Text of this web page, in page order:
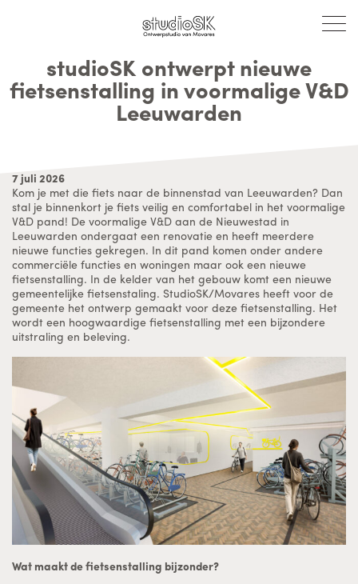
studioSK ontwerpt nieuwe
fietsenstalling in voormalige V&D
Leeuwarden
7 juli 2026
Kom je met die fiets naar de binnenstad van Leeuwarden? Dan
stal je binnenkort je fiets veilig en comfortabel in het voormalige
V&D pand! De voormalige V&D aan de Nieuwestad in
Leeuwarden ondergaat een renovatie en heeft meerdere
nieuwe functies gekregen. In dit pand komen onder andere
commerciële functies en woningen maar ook een nieuwe
fietsenstalling. In de kelder van het gebouw komt een nieuwe
gemeentelijke fietsenstaling. StudioSK/Movares heeft voor de
gemeente het ontwerp gemaakt voor deze fietsenstalling. Het
wordt een hoogwaardige fietsenstalling met een bijzondere
uitstraling en beleving.
Wat maakt de fietsenstalling bijzonder?